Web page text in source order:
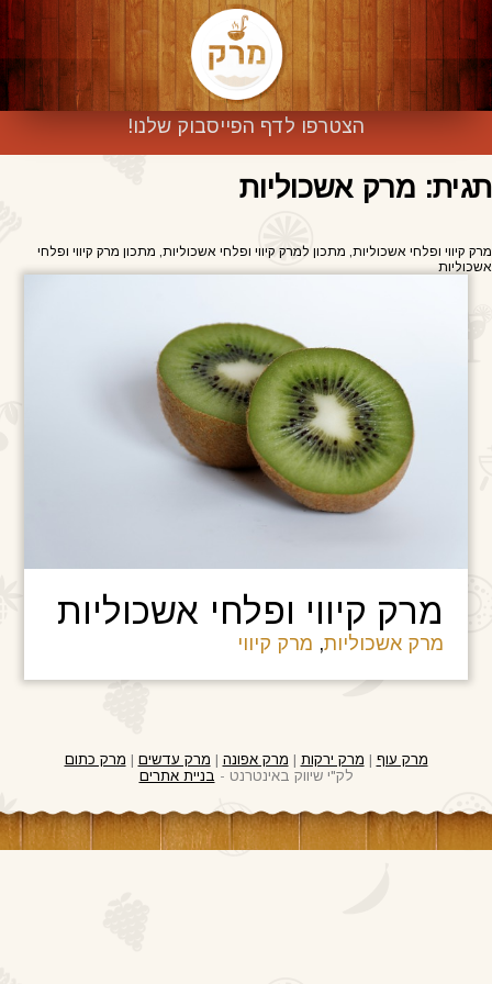
הצטרפו לדף הפייסבוק שלנו!
תגית: מרק אשכוליות
מרק קיווי ופלחי אשכוליות, מתכון למרק קיווי ופלחי אשכוליות, מתכון מרק קיווי ופלחי
אשכוליות
מרק קיווי ופלחי אשכוליות
מרק אשכוליות, מרק קיווי
מרק עוף | מרק ירקות | מרק אפונה | מרק עדשים | מרק כתום
לק"י שיווק באינטרנט - בניית אתרים